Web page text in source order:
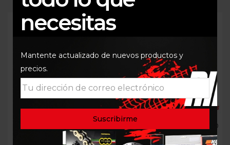
MBTX9U
FILTRO DE ACEITE HIFLO
HF 147
necesitas
Mantente actualizado de nuevos productos y
precios.